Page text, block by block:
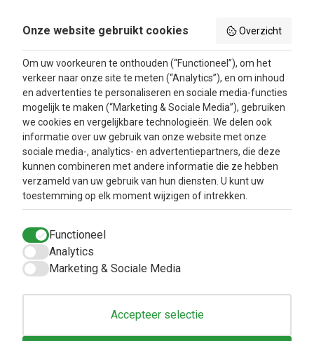
Betaalmethodes
Algemene
voorwaarden
Retourbeleid en
Inloggen
Contacteer ons
Natuurlijkbesteld B.V.
Onze website gebruikt cookies Overzicht
Om uw voorkeuren te onthouden (“Functioneel”), om het
verkeer naar onze site te meten (“Analytics”), en om inhoud
en advertenties te personaliseren en sociale media-functies
mogelijk te maken (“Marketing & Sociale Media”), gebruiken
we cookies en vergelijkbare technologieën. We delen ook
informatie over uw gebruik van onze website met onze
sociale media-, analytics- en advertentiepartners, die deze
kunnen combineren met andere informatie die ze hebben
verzameld van uw gebruik van hun diensten. U kunt uw
toestemming op elk moment wijzigen of intrekken.
Functioneel
Analytics
Marketing & Sociale Media
Accepteer selectie